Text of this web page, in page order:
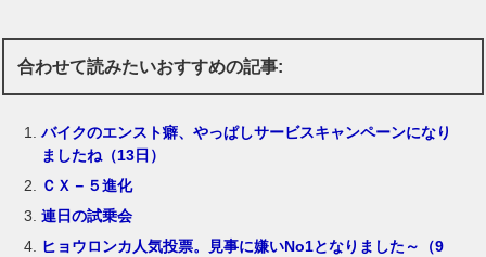
合わせて読みたいおすすめの記事:
バイクのエンスト癖、やっぱしサービスキャンペーンになり
ましたね（13日）
ＣＸ－５進化
連日の試乗会
ヒョウロンカ人気投票。見事に嫌いNo1となりました～（9